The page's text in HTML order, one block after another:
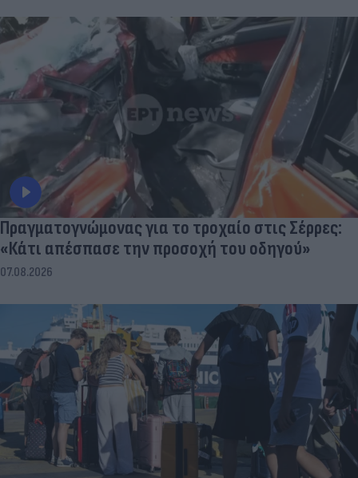
Πραγματογνώμονας για το τροχαίο στις Σέρρες:
«Κάτι απέσπασε την προσοχή του οδηγού»
07.08.2026